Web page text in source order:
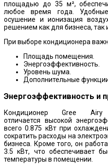
площадью до 35 м²,
любое время года.
осушение и ионизация
решением как для бизнеса, так
При выборе кондиционера
Площадь помещения.
Энергоэффективность.
Уровень шума.
Дополнительные
Энергоэффективность и
Кондиционер Gree Airy
отличается высокой
всего 0.875 кВт при
сократить расходы на
бизнеса. Кроме того, он
3.5 кВт, что обеспечивает
температуры в помещении.